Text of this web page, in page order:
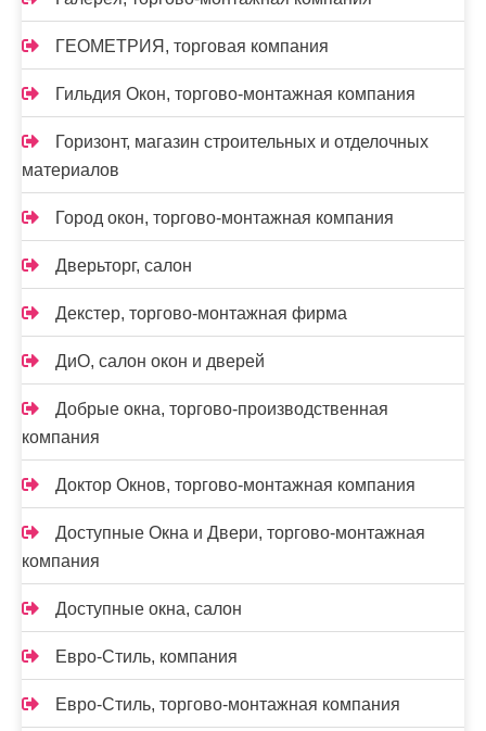
ГЕОМЕТРИЯ, торговая компания
Гильдия Окон, торгово-монтажная компания
Горизонт, магазин строительных и отделочных
материалов
Город окон, торгово-монтажная компания
Дверьторг, салон
Декстер, торгово-монтажная фирма
ДиО, салон окон и дверей
Добрые окна, торгово-производственная
компания
Доктор Окнов, торгово-монтажная компания
Доступные Окна и Двери, торгово-монтажная
компания
Доступные окна, салон
Евро-Стиль, компания
Евро-Стиль, торгово-монтажная компания